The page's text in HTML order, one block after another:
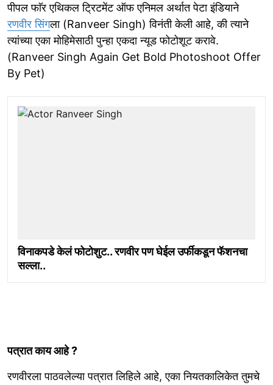
पीपल फाॅर एथिकल ट्रिटमेंट ऑफ एनिमल अर्थात पेटा इंडियाने
रणवीर सिंगला (Ranveer Singh) विनंती केली आहे, की त्याने
त्यांच्या एका मोहिमेसाठी पुन्हा एकदा न्यूड फोटोशूट करावे.
(Ranveer Singh Again Get Bold Photoshoot Offer
By Pet)
विनाकपडे केलं फोटोशुट.. रणवीर पण घेईल उर्फीकडून फॅशनचा
सल्ला..
पत्रात काय आहे ?
रणवीरला पाठवलेल्या पत्रात लिहिले आहे, एका नियतकालिकेत तुमचे